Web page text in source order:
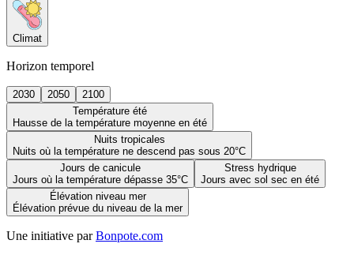
Climat
Horizon temporel
2030 2050
2100
Température été
Hausse de la température moyenne en été
Nuits tropicales
Nuits où la température ne descend pas sous 20°C
Jours de canicule
Jours où la température dépasse 35°C
Stress hydrique
Jours avec sol sec en été
Élévation niveau mer
Élévation prévue du niveau de la mer
Une initiative par Bonpote.com